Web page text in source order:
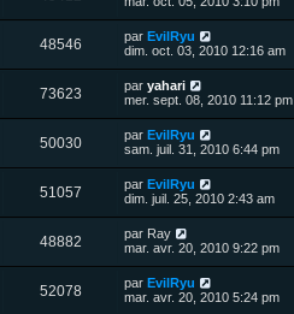
g
e
s
s
a
g
e
s
e
r
m
e
s
s
a
g
e
u
s
i
e
r
m
e
s
s
a
g
e
48546V
u
s
D
e
i
e
r
m
e
s
s
a
g
e
par EvilRyu
dim. oct. 03, 2010 12:16 am
73623V
u
s
D
e
i
e
r
m
e
s
s
a
g
e
par yahari
mer. sept. 08, 2010 11:12 pm
50030V
u
s
D
e
i
e
r
m
e
s
s
a
g
par EvilRyu
sam. juil. 31, 2010 6:44 pm
51057V
u
s
D
e
i
e
r
m
e
par EvilRyu
dim. juil. 25, 2010 2:43 am
48882V
u
D
e
i
e
par Ray
mar. avr. 20, 2010 9:22 pm
52078V
D
e
par EvilRyu
mar. avr. 20, 2010 5:24 pm